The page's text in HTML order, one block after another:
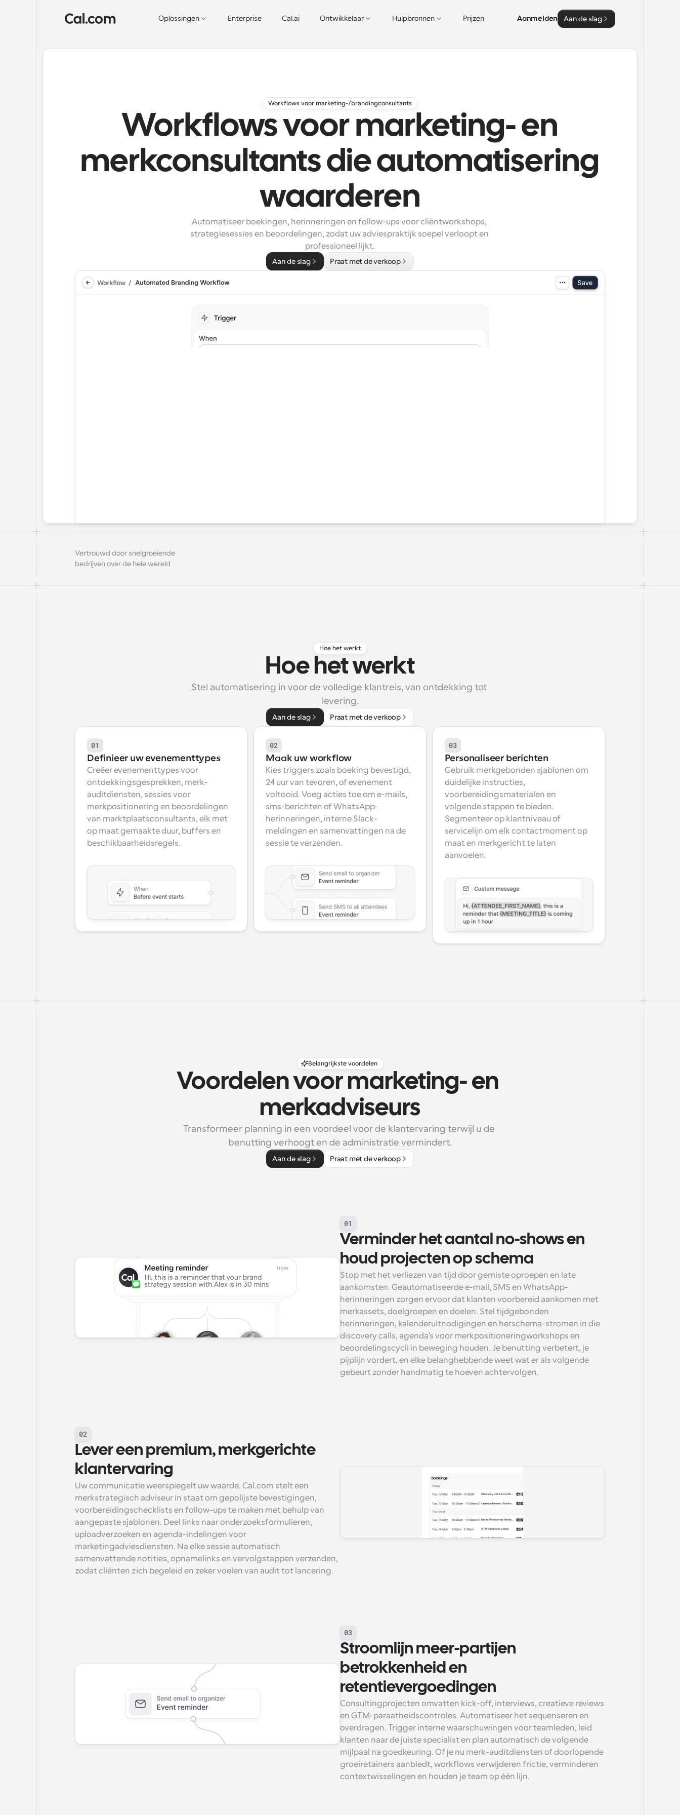
Oplossingen Enterprise Cal.ai Ontwikkelaar Hulpbronnen Prijzen Aanmelden Aan de slag
Workflows voor marketing-/brandingconsultants
Workflows voor marketing- en
merkconsultants die automatisering
waarderen
Automatiseer boekingen, herinneringen en follow-ups voor cliëntworkshops,
strategiesessies en beoordelingen, zodat uw adviespraktijk soepel verloopt en
professioneel lijkt.
Aan de slag Praat met de verkoop
Vertrouwd door snelgroeiende
bedrijven over de hele wereld
Hoe het werkt
Hoe het werkt
Stel automatisering in voor de volledige klantreis, van ontdekking tot
levering.
Aan de slag Praat met de verkoop
01
Definieer uw evenementtypes
Creëer evenementtypes voor
ontdekkingsgesprekken, merk-
auditdiensten, sessies voor
merkpositionering en beoordelingen
van marktplaatsconsultants, elk met
op maat gemaakte duur, buffers en
beschikbaarheidsregels.
02
Maak uw workflow
Kies triggers zoals boeking bevestigd,
24 uur van tevoren, of evenement
voltooid. Voeg acties toe om e-mails,
sms-berichten of WhatsApp-
herinneringen, interne Slack-
meldingen en samenvattingen na de
sessie te verzenden.
03
Personaliseer berichten
Gebruik merkgebonden sjablonen om
duidelijke instructies,
voorbereidingsmaterialen en
volgende stappen te bieden.
Segmenteer op klantniveau of
servicelijn om elk contactmoment op
maat en merkgericht te laten
aanvoelen.
Belangrijkste voordelen
Voordelen voor marketing- en
merkadviseurs
Transformeer planning in een voordeel voor de klantervaring terwijl u de
benutting verhoogt en de administratie vermindert.
Aan de slag Praat met de verkoop
01
Verminder het aantal no-shows en
houd projecten op schema
Stop met het verliezen van tijd door gemiste oproepen en late
aankomsten. Geautomatiseerde e-mail, SMS en WhatsApp-
herinneringen zorgen ervoor dat klanten voorbereid aankomen met
merkassets, doelgroepen en doelen. Stel tijdgebonden
herinneringen, kalenderuitnodigingen en herschema-stromen in die
discovery calls, agenda's voor merkpositioneringworkshops en
beoordelingscycli in beweging houden. Je benutting verbetert, je
pijplijn vordert, en elke belanghebbende weet wat er als volgende
gebeurt zonder handmatig te hoeven achtervolgen.
02
Lever een premium, merkgerichte
klantervaring
Uw communicatie weerspiegelt uw waarde. Cal.com stelt een
merkstrategisch adviseur in staat om gepolijste bevestigingen,
voorbereidingschecklists en follow-ups te maken met behulp van
aangepaste sjablonen. Deel links naar onderzoeksformulieren,
uploadverzoeken en agenda-indelingen voor
marketingadviesdiensten. Na elke sessie automatisch
samenvattende notities, opnamelinks en vervolgstappen verzenden,
zodat cliënten zich begeleid en zeker voelen van audit tot lancering.
03
Stroomlijn meer-partijen
betrokkenheid en
retentievergoedingen
Consultingprojecten omvatten kick-off, interviews, creatieve reviews
en GTM-paraatheidscontroles. Automatiseer het sequenseren en
overdragen. Trigger interne waarschuwingen voor teamleden, leid
klanten naar de juiste specialist en plan automatisch de volgende
mijlpaal na goedkeuring. Of je nu merk-auditdiensten of doorlopende
groeiretainers aanbiedt, workflows verwijderen frictie, verminderen
contextwisselingen en houden je team op één lijn.